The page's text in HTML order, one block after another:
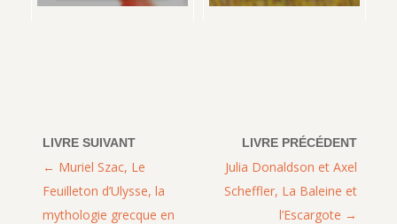
Julia Donaldson et Axel
Scheffler, La Baleine et
l’Escargote
Muriel Szac, Le
Feuilleton d’Ulysse, la
mythologie grecque en